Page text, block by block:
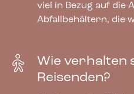
viel in Bezug auf die
Abfallbehältern, die
Wie verhalten
Reisenden?